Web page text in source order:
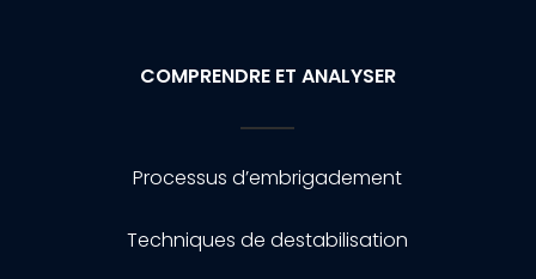
COMPRENDRE ET ANALYSER
Processus d’embrigadement
Techniques de destabilisation